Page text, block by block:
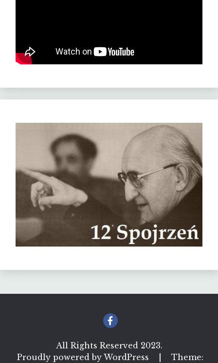
All Rights Reserved 2023.
Proudly powered by WordPress
Theme: